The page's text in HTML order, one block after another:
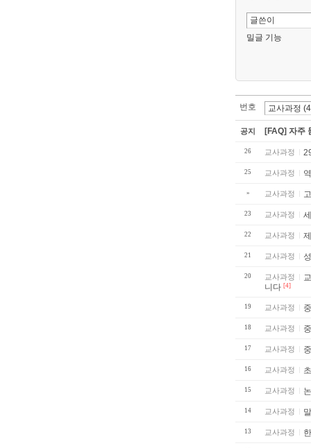
밀글 기능
번호
공지 [FAQ] 자주
26 교사과정
25 교사과정
» 교사과정
23 교사과정
22 교사과정
21 교사과정
20 교사과정
교
니다 [4]
19 교사과정
18 교사과정
17 교사과정
16 교사과정
15 교사과정
14 교사과정
13 교사과정